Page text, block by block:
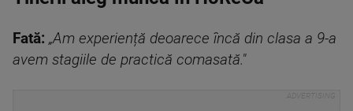
Fată: „Am experiență deoarece încă din clasa a 9-a
avem stagiile de practică comasată."